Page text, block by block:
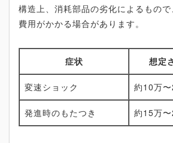
構造上、消耗部品の劣化によるもの
費用がかかる場合があります。
症状 想定
変速ショック 約10万
発進時のもたつき 約15万